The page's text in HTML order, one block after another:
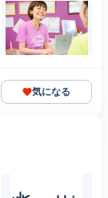
気になる